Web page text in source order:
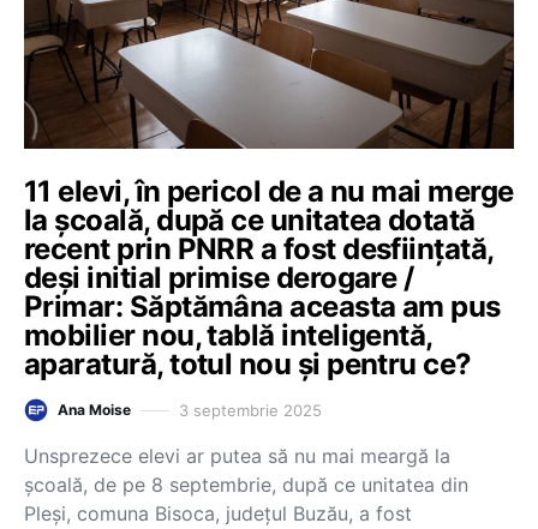
11 elevi, în pericol de a nu mai merge
la şcoală, după ce unitatea dotată
recent prin PNRR a fost desfiinţată,
deşi initial primise derogare /
Primar: Săptămâna aceasta am pus
mobilier nou, tablă inteligentă,
aparatură, totul nou şi pentru ce?
Ana Moise 3 septembrie 2025
Unsprezece elevi ar putea să nu mai meargă la
şcoală, de pe 8 septembrie, după ce unitatea din
Pleşi, comuna Bisoca, județul Buzău, a fost